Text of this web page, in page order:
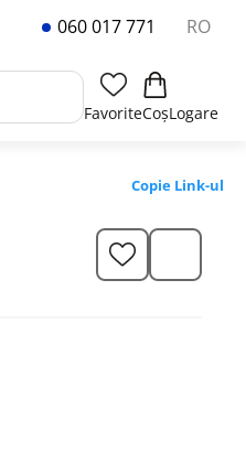
060 017 771 RO
FavoriteCoșLogare
Copie Link-ul